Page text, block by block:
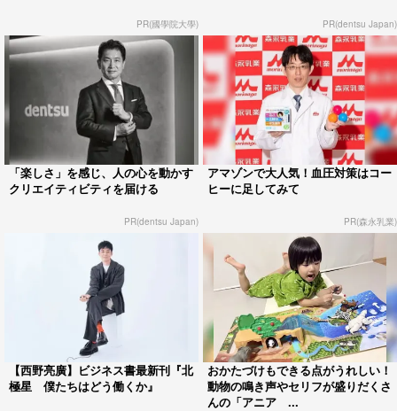
PR(國學院大學) PR(dentsu Japan)
「楽しさ」を感じ、人の心を動かす
クリエイティビティを届ける
PR(dentsu Japan)
アマゾンで大人気！血圧対策はコー
ヒーに足してみて
PR(森永乳業)
【西野亮廣】ビジネス書最新刊『北
極星 僕たちはどう働くか』
おかたづけもできる点がうれしい！
動物の鳴き声やセリフが盛りだくさ
んの「アニア ...